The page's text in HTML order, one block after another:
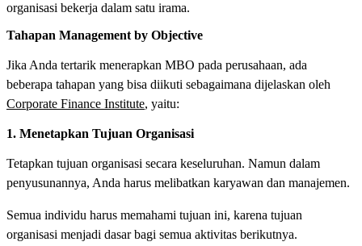
organisasi bekerja dalam satu irama.
Tahapan Management by Objective
Jika Anda tertarik menerapkan MBO pada perusahaan, ada
beberapa tahapan yang bisa diikuti sebagaimana dijelaskan oleh
Corporate Finance Institute, yaitu:
1. Menetapkan Tujuan Organisasi
Tetapkan tujuan organisasi secara keseluruhan. Namun dalam
penyusunannya, Anda harus melibatkan karyawan dan manajemen.
Semua individu harus memahami tujuan ini, karena tujuan
organisasi menjadi dasar bagi semua aktivitas berikutnya.